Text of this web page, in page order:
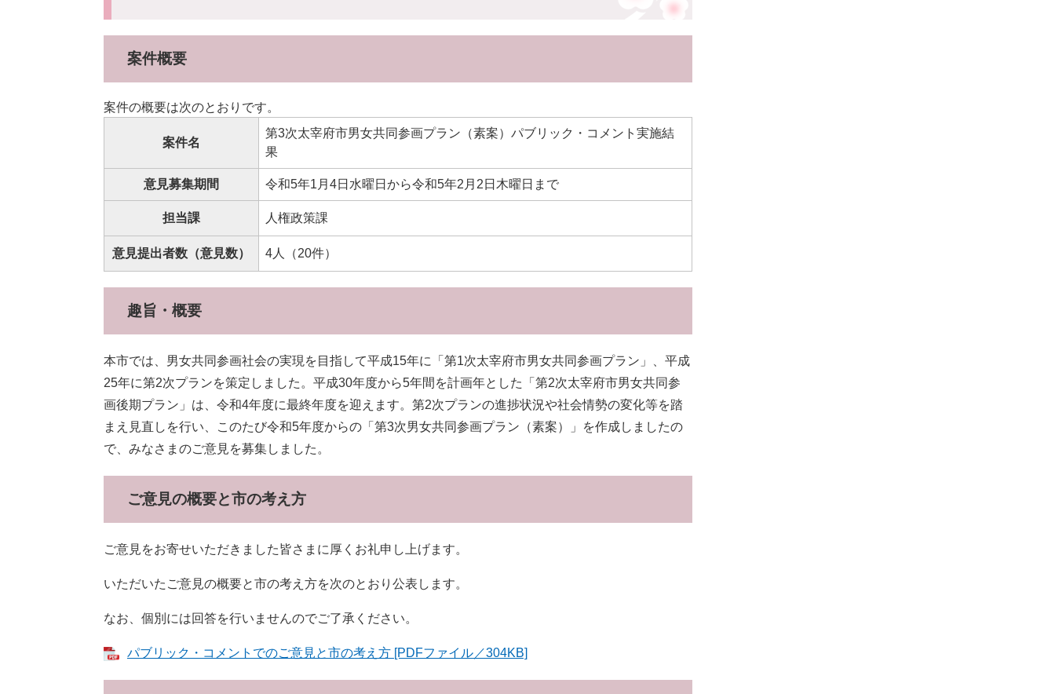
案件概要
案件の概要は次のとおりです。
案件名
第3次太宰府市男女共同参画プラン（素案）パブリック・コメント実施結
果
意見募集期間 令和5年1月4日水曜日から令和5年2月2日木曜日まで
担当課 人権政策課
意見提出者数（意見数） 4人（20件）
趣旨・概要
本市では、男女共同参画社会の実現を目指して平成15年に「第1次太宰府市男女共同参画プラン」、平成
25年に第2次プランを策定しました。平成30年度から5年間を計画年とした「第2次太宰府市男女共同参
画後期プラン」は、令和4年度に最終年度を迎えます。第2次プランの進捗状況や社会情勢の変化等を踏
まえ見直しを行い、このたび令和5年度からの「第3次男女共同参画プラン（素案）」を作成しましたの
で、みなさまのご意見を募集しました。
ご意見の概要と市の考え方
ご意見をお寄せいただきました皆さまに厚くお礼申し上げます。
いただいたご意見の概要と市の考え方を次のとおり公表します。
なお、個別には回答を行いませんのでご了承ください。
パブリック・コメントでのご意見と市の考え方 [PDFファイル／304KB]